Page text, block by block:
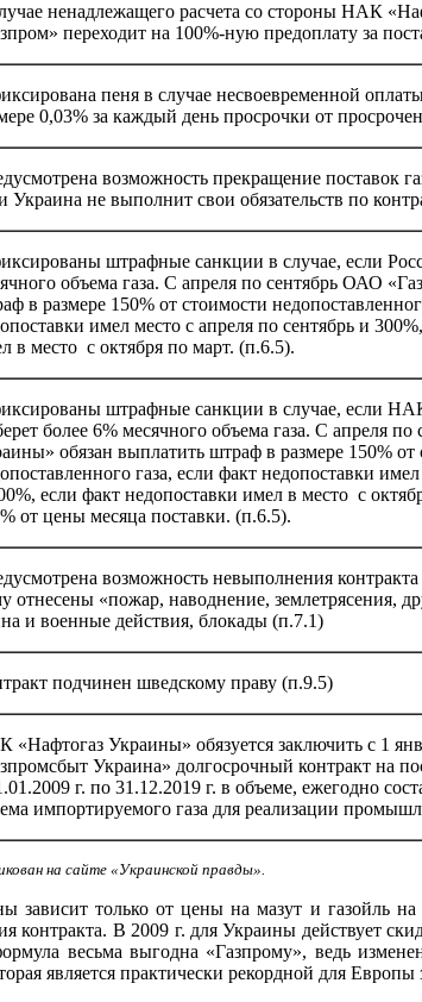
ненадлежащего расчета со стороны НАК
переходит на 100%-ную предоплату за
пеня в случае несвоевременной
0,03% за каждый день просрочки от
возможность прекращение поставок
Украина не выполнит свои обязательств по
штрафные санкции в случае, если
объема газа. С апреля по сентябрь ОАО
в размере 150% от стоимости
имел место с апреля по сентябрь и
в место с октября по март. (п.6.5).
штрафные санкции в случае, если
более 6% месячного объема газа. С апреля
обязан выплатить штраф в размере 150% от
газа, если факт недопоставки
если факт недопоставки имел в место с
от цены месяца поставки. (п.6.5).
возможность невыполнения
отнесены «пожар, наводнение, землетрясения,
и военные действия, блокады (п.7.1)
подчинен шведскому праву (п.9.5)
«Нафтогаз Украины» обязуется заключить с 1
Украина» долгосрочный контракт на
г. по 31.12.2019 г. в объеме, ежегодно
импортируемого газа для реализации
на сайте «Украинской правды».
зависит только от цены на мазут и
контракта. В 2009 г. для Украины действует
весьма выгодна «Газпрому», ведь
является практически рекордной для Европы